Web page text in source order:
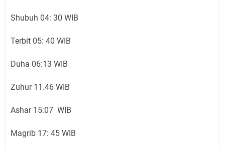
Shubuh 04: 30 WIB
Terbit 05: 40 WIB
Duha 06:13 WIB
Zuhur 11.46 WIB
Ashar 15:07 WIB
Magrib 17: 45 WIB